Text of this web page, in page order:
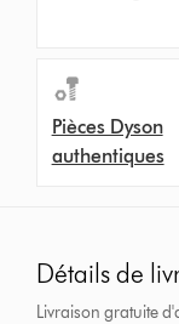
Pièces Dyson
authentiques
Détails de
Livraison gratuite